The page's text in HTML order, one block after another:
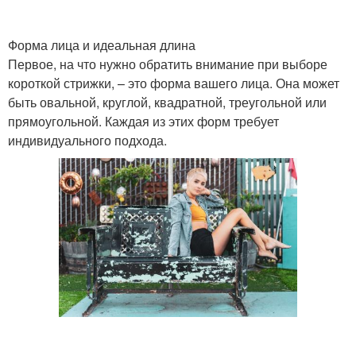
Форма лица и идеальная длина
Первое, на что нужно обратить внимание при выборе
короткой стрижки, – это форма вашего лица. Она может
быть овальной, круглой, квадратной, треугольной или
прямоугольной. Каждая из этих форм требует
индивидуального подхода.